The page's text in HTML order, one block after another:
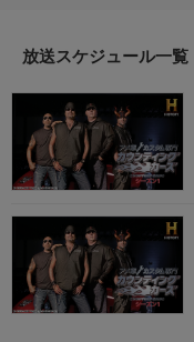
放送スケジュール一覧